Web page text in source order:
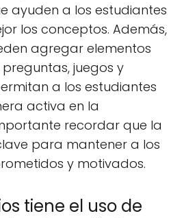
ayuden a los estudiantes
los conceptos. Además,
agregar elementos
juegos y
a los estudiantes
activa en la
recordar que la
para mantener a los
y motivados.
tiene el uso de